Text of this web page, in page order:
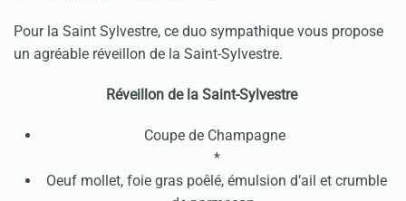
Pour la Saint Sylvestre, ce duo sympathique vous propose
un agréable réveillon de la Saint-Sylvestre.
Réveillon de la Saint-Sylvestre
Coupe de Champagne
*
Oeuf mollet, foie gras poêlé, émulsion d’ail et crumble